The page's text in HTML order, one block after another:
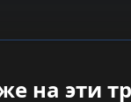
на эти